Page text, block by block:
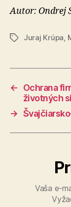
Autor: Ondrej
ZnačkyJuraj Krúpa
←
Ochrana
životných
→
Vaša e-